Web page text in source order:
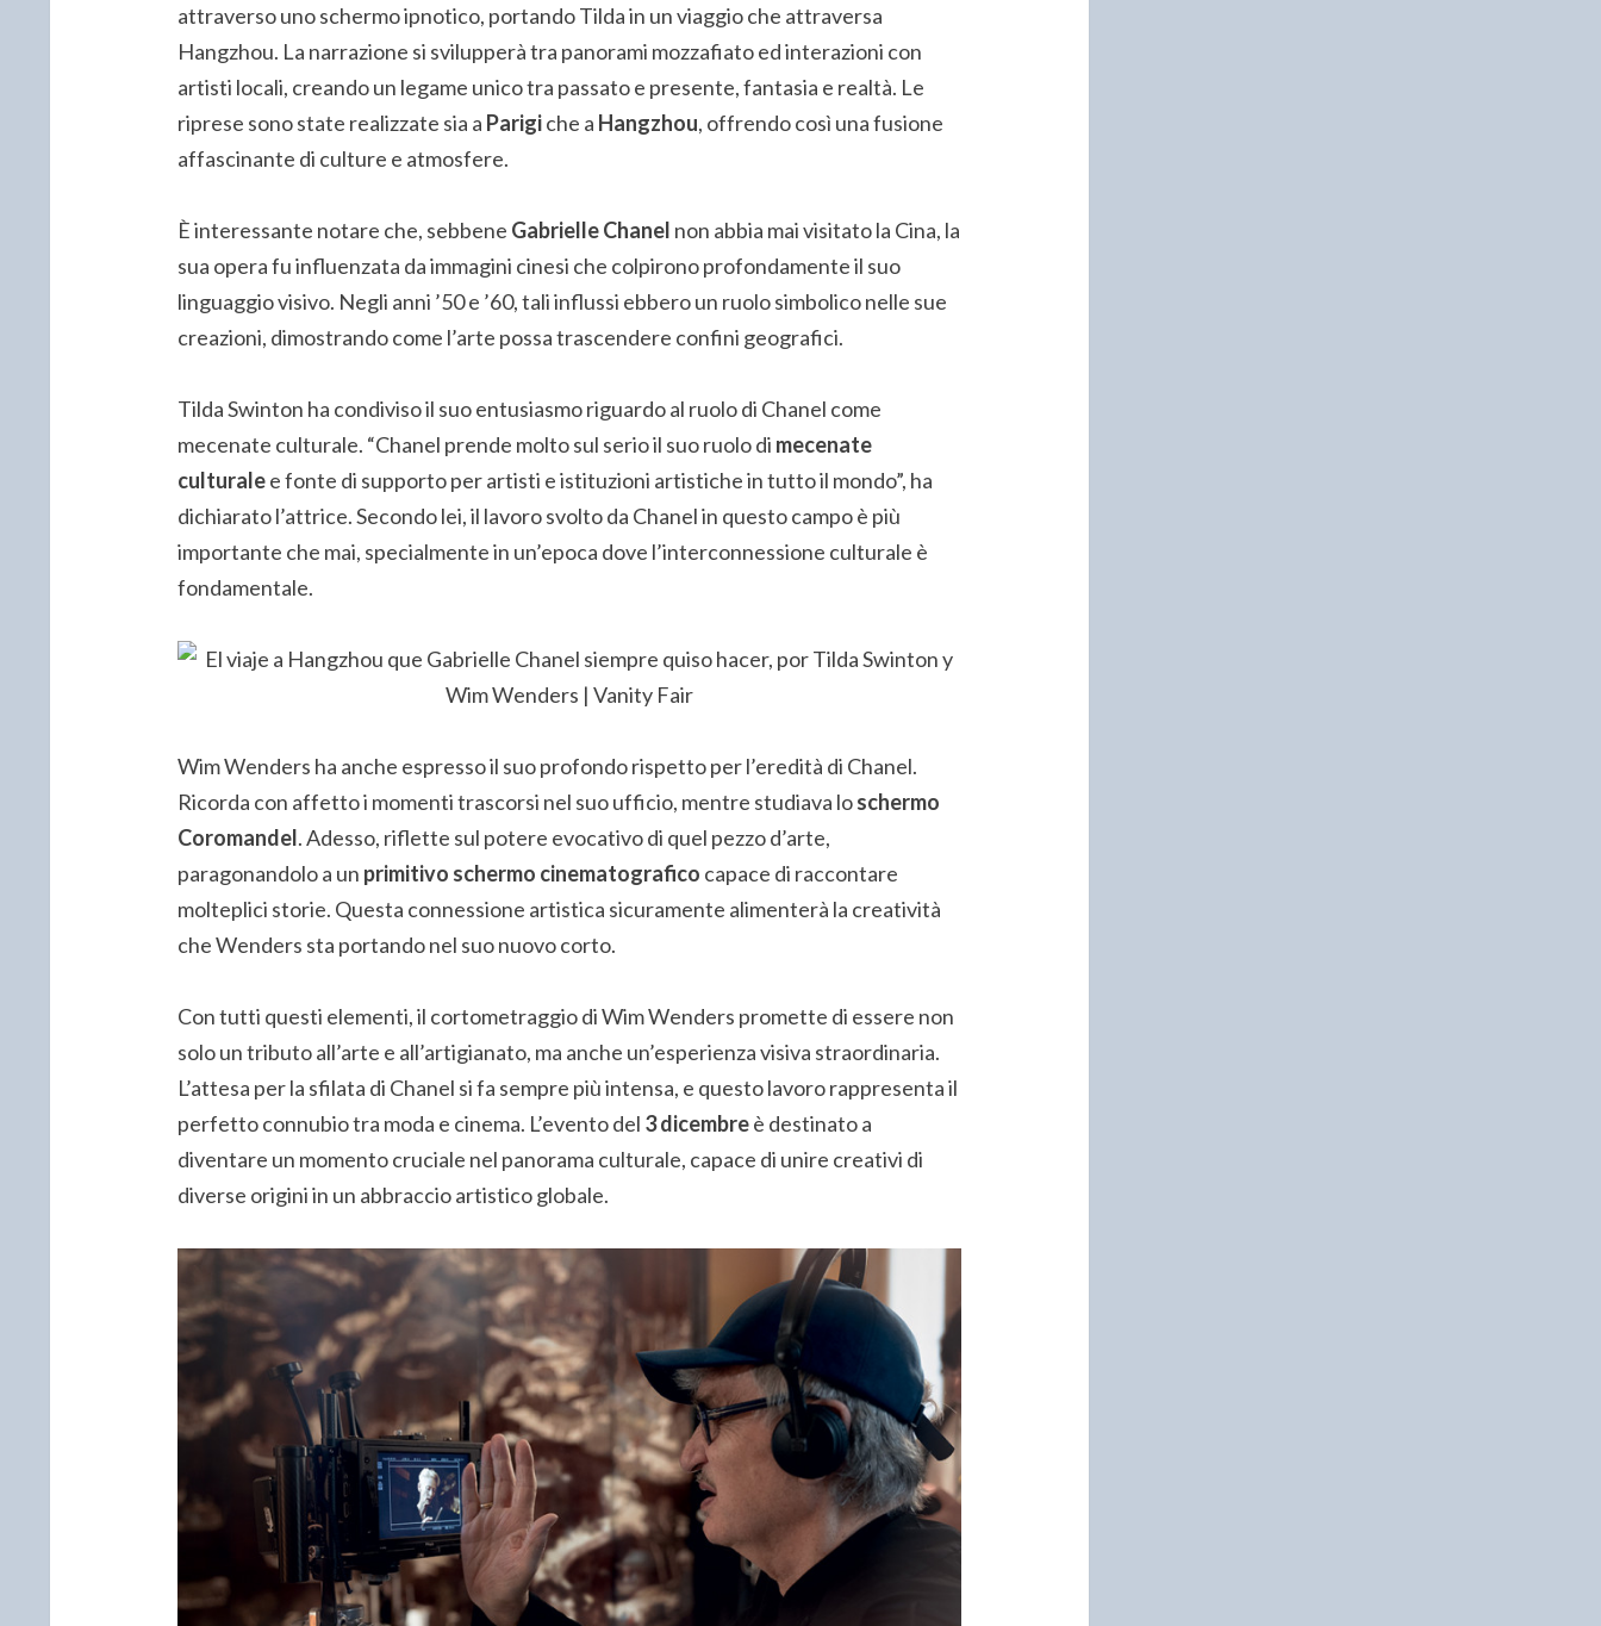
attraverso uno schermo ipnotico, portando Tilda in un viaggio che attraversa
Hangzhou. La narrazione si svilupperà tra panorami mozzafiato ed interazioni con
artisti locali, creando un legame unico tra passato e presente, fantasia e realtà. Le
riprese sono state realizzate sia a Parigiche a Hangzhou, offrendo così una fusione
affascinante di culture e atmosfere.
È interessante notare che, sebbene Gabrielle Chanel non abbia mai visitato la Cina, la
sua opera fu influenzata da immagini cinesi che colpirono profondamente il suo
linguaggio visivo. Negli anni ’50 e ’60, tali influssi ebbero un ruolo simbolico nelle sue
creazioni, dimostrando come l’arte possa trascendere confini geografici.
Tilda Swinton ha condiviso il suo entusiasmo riguardo al ruolo di Chanel come
mecenate culturale. “Chanel prende molto sul serio il suo ruolo di mecenate
culturalee fonte di supporto per artisti e istituzioni artistiche in tutto il mondo”, ha
dichiarato l’attrice. Secondo lei, il lavoro svolto da Chanel in questo campo è più
importante che mai, specialmente in un’epoca dove l’interconnessione culturale è
fondamentale.
Wim Wenders ha anche espresso il suo profondo rispetto per l’eredità di Chanel.
Ricorda con affetto i momenti trascorsi nel suo ufficio, mentre studiava loschermo
Coromandel. Adesso, riflette sul potere evocativo di quel pezzo d’arte,
paragonandolo a un primitivo schermo cinematografico capace di raccontare
molteplici storie. Questa connessione artistica sicuramente alimenterà la creatività
che Wenders sta portando nel suo nuovo corto.
Con tutti questi elementi, il cortometraggio di Wim Wenders promette di essere non
solo un tributo all’arte e all’artigianato, ma anche un’esperienza visiva straordinaria.
L’attesa per la sfilata di Chanel si fa sempre più intensa, e questo lavoro rappresenta il
perfetto connubio tra moda e cinema. L’evento del 3 dicembreè destinato a
diventare un momento cruciale nel panorama culturale, capace di unire creativi di
diverse origini in un abbraccio artistico globale.